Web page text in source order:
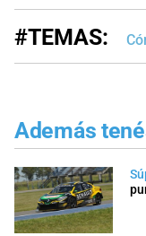
#TEMAS:
Además